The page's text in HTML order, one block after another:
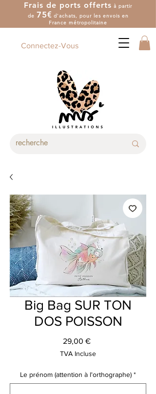
Frais de ports offerts à partir
de 75€ d'achats, pour les envois en
France métropolitaine
Connectez-Vous
Big Bag SUR TON
DOS POISSON
29,00 €Prix
TVA Incluse
Le prénom (attention à l'orthographe) *